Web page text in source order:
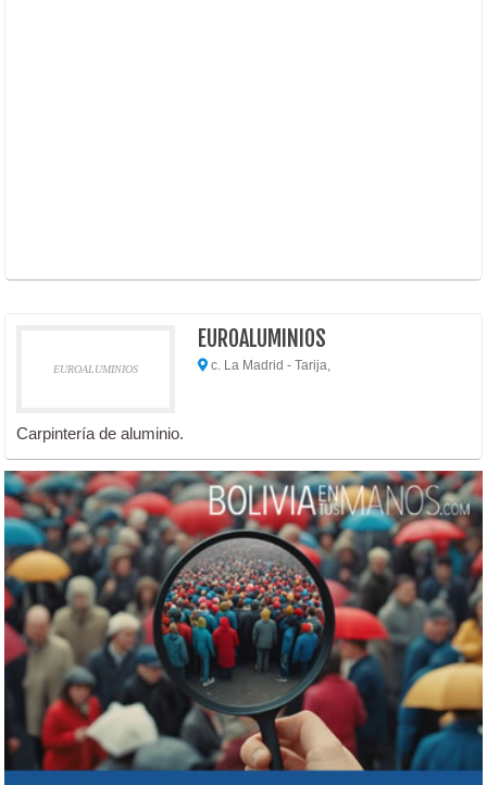
EUROALUMINIOS
EUROALUMINIOS
c. La Madrid - Tarija,
Carpintería de aluminio.